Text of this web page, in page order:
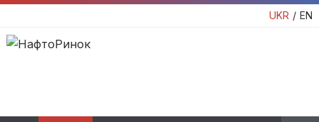
UKR EN